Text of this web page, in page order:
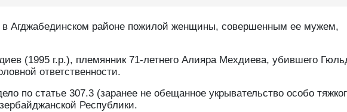
Агджабединском районе пожилой женщины, совершенным ее мужем,
(1995 г.р.), племянник 71-летнего Алияра Мехдиева, убившего
ответственности.
по статье 307.3 (заранее не обещанное укрывательство особо
Республики.